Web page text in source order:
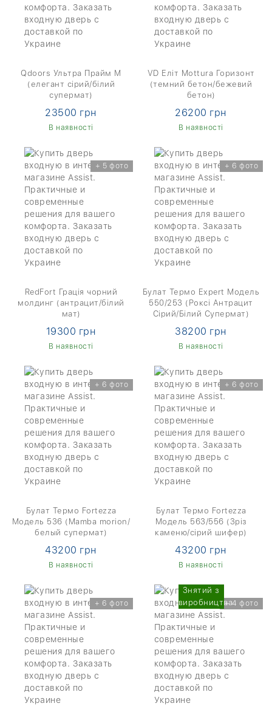
Qdoors Ультра Прайм М
(елегант сірий/білий
супермат)
23500 грн
В наявності
VD Еліт Mottura Горизонт
(темний бетон/бежевий
бетон)
26200 грн
В наявності
+ 5 фото
RedFort Грація чорний
молдинг (антрацит/білий
мат)
19300 грн
В наявності
+ 6 фото
Булат Термо Expert Модель
550/253 (Роксі Антрацит
Сірий/Білий Супермат)
38200 грн
В наявності
+ 6 фото
Булат Термо Fortezza
Модель 536 (Mamba morion/
белый супермат)
43200 грн
В наявності
+ 6 фото
Булат Термо Fortezza
Модель 563/556 (Зріз
каменю/сірий шифер)
43200 грн
В наявності
+ 6 фото
Знятий з
виробництва+ 4 фото